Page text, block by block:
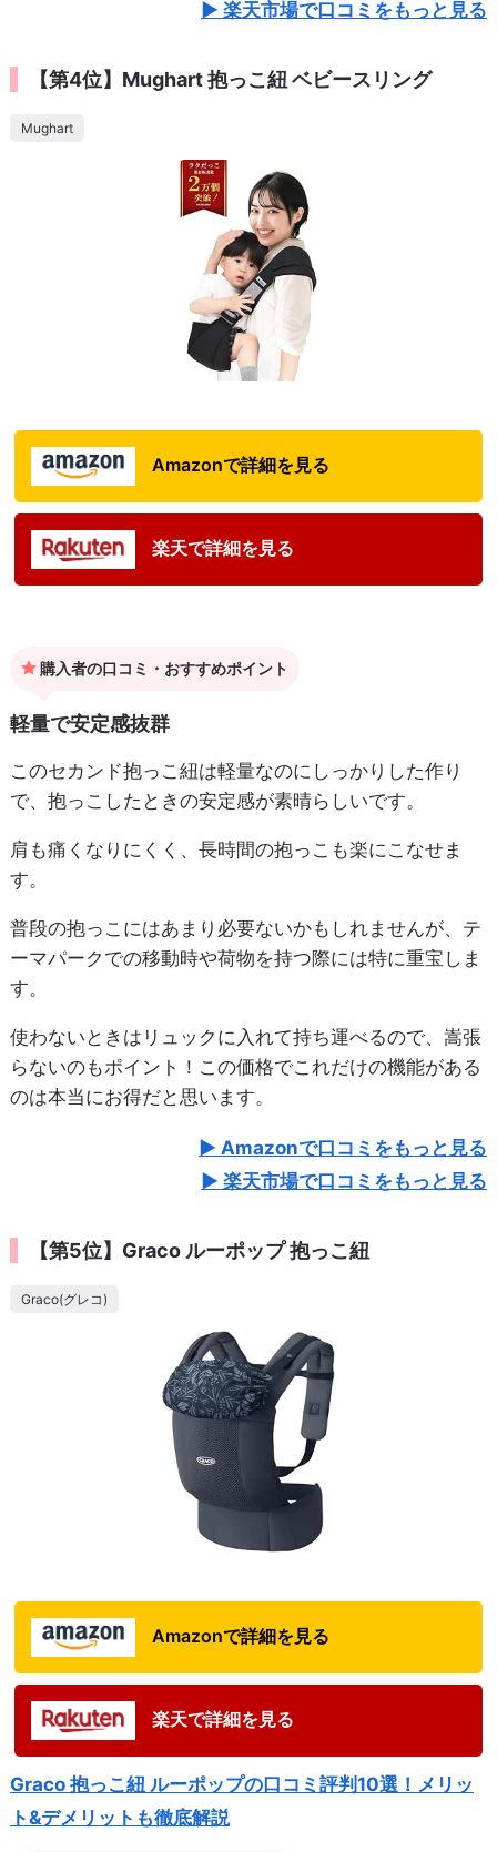
楽天市場で口コミをもっと見る
【第4位】Mughart 抱っこ紐 ベビースリング
Mughart
Amazonで詳細を見る
楽天で詳細を見る
購入者の口コミ・おすすめポイント
軽量で安定感抜群
このセカンド抱っこ紐は軽量なのにしっかりした作り
で、抱っこしたときの安定感が素晴らしいです。
肩も痛くなりにくく、長時間の抱っこも楽にこなせま
す。
普段の抱っこにはあまり必要ないかもしれませんが、テ
ーマパークでの移動時や荷物を持つ際には特に重宝しま
す。
使わないときはリュックに入れて持ち運べるので、嵩張
らないのもポイント！この価格でこれだけの機能がある
のは本当にお得だと思います。
Amazonで口コミをもっと見る
楽天市場で口コミをもっと見る
【第5位】Graco ルーポップ 抱っこ紐
Graco(グレコ)
Amazonで詳細を見る
楽天で詳細を見る
Graco 抱っこ紐 ルーポップの口コミ評判10選！メリッ
ト&デメリットも徹底解説